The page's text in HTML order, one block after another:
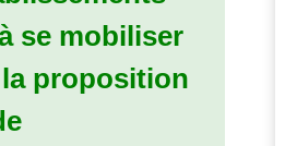
se mobiliser
proposition